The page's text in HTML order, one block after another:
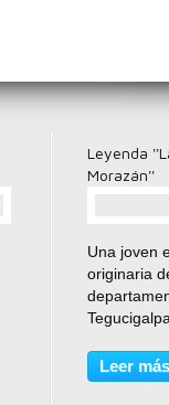
la Letra
Leyenda
Morazán''
Una joven
originaria
un acasa
cercanias
Leer más